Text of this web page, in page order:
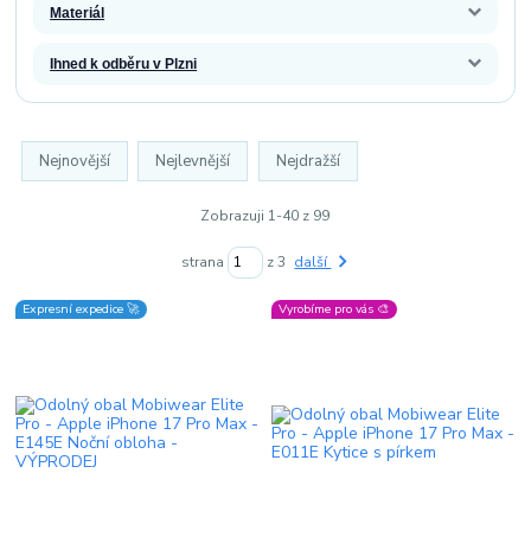
Materiál
Ihned k odběru v Plzni
Nejnovější Nejlevnější Nejdražší
Zobrazuji 1-40 z 99
strana z 3 další
Expresní expedice 🚀 Vyrobíme pro vás 🎨